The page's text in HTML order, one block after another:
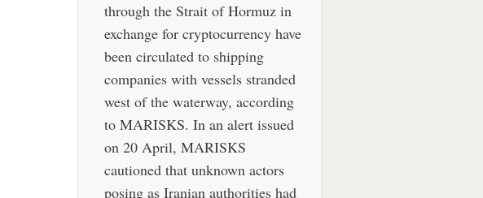
through the Strait of Hormuz in
exchange for cryptocurrency have
been circulated to shipping
companies with vessels stranded
west of the waterway, according
to MARISKS. In an alert issued
on 20 April, MARISKS
cautioned that unknown actors
posing as Iranian authorities had